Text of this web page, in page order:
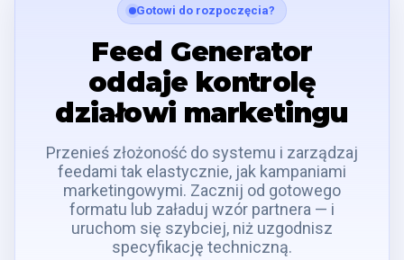
Gotowi do rozpoczęcia?
Feed Generator
oddaje kontrolę
działowi marketingu
Przenieś złożoność do systemu i zarządzaj
feedami tak elastycznie, jak kampaniami
marketingowymi. Zacznij od gotowego
formatu lub załaduj wzór partnera — i
uruchom się szybciej, niż uzgodnisz
specyfikację techniczną.